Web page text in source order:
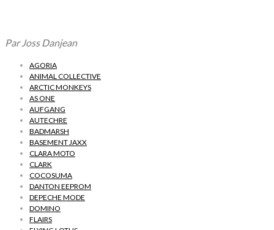
Par Joss Danjean
AGORIA
ANIMAL COLLECTIVE
ARCTIC MONKEYS
AS ONE
AUFGANG
AUTECHRE
BADMARSH
BASEMENT JAXX
CLARA MOTO
CLARK
COCOSUMA
DANTON EEPROM
DEPECHE MODE
DOMINO
FLAIRS